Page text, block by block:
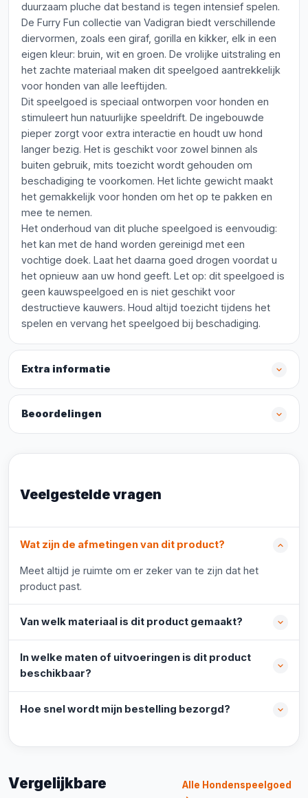
duurzaam pluche dat bestand is tegen intensief spelen.
De Furry Fun collectie van Vadigran biedt verschillende
diervormen, zoals een giraf, gorilla en kikker, elk in een
eigen kleur: bruin, wit en groen. De vrolijke uitstraling en
het zachte materiaal maken dit speelgoed aantrekkelijk
voor honden van alle leeftijden.
Dit speelgoed is speciaal ontworpen voor honden en
stimuleert hun natuurlijke speeldrift. De ingebouwde
pieper zorgt voor extra interactie en houdt uw hond
langer bezig. Het is geschikt voor zowel binnen als
buiten gebruik, mits toezicht wordt gehouden om
beschadiging te voorkomen. Het lichte gewicht maakt
het gemakkelijk voor honden om het op te pakken en
mee te nemen.
Het onderhoud van dit pluche speelgoed is eenvoudig:
het kan met de hand worden gereinigd met een
vochtige doek. Laat het daarna goed drogen voordat u
het opnieuw aan uw hond geeft. Let op: dit speelgoed is
geen kauwspeelgoed en is niet geschikt voor
destructieve kauwers. Houd altijd toezicht tijdens het
spelen en vervang het speelgoed bij beschadiging.
Extra informatie
Beoordelingen
Veelgestelde vragen
Wat zijn de afmetingen van dit product?
Meet altijd je ruimte om er zeker van te zijn dat het
product past.
Van welk materiaal is dit product gemaakt?
In welke maten of uitvoeringen is dit product
beschikbaar?
Hoe snel wordt mijn bestelling bezorgd?
Vergelijkbare
Alle Hondenspeelgoed